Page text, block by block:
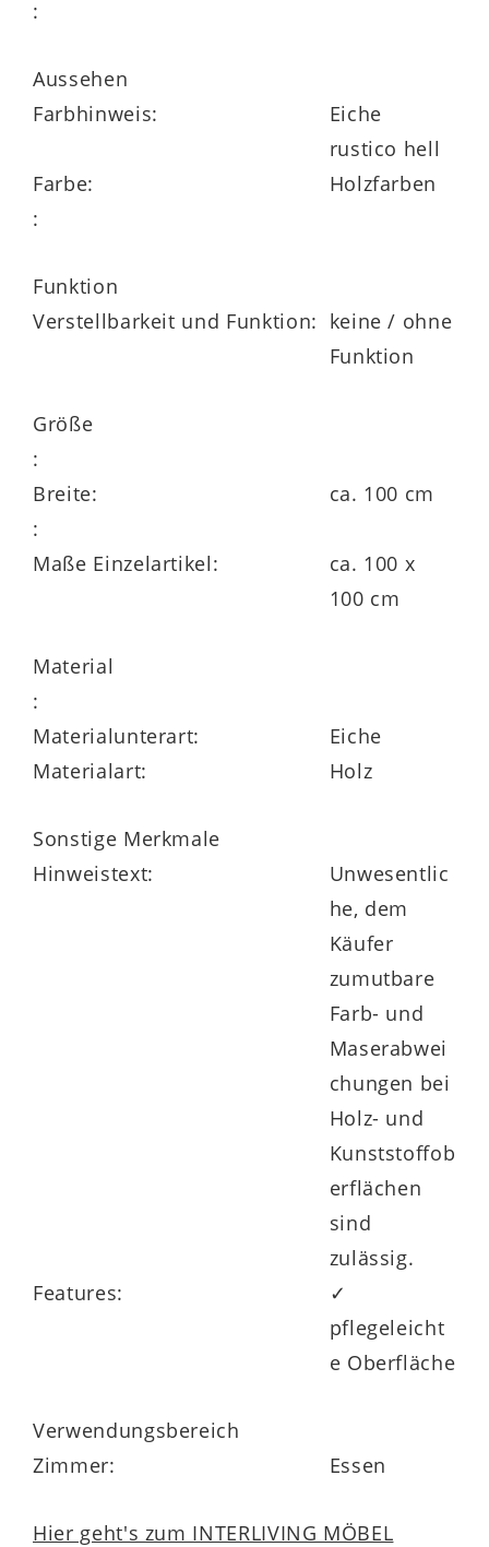
Größenund
Plattenausführungen.
:
Aussehen
Farbhinweis:
Eiche
rustico hell
Farbe:
Holzfarben
:
Funktion
Verstellbarkeit und Funktion: keine / ohne
Funktion
Größe
:
Breite:
ca. 100 cm
:
Maße Einzelartikel:
ca. 100 x
100 cm
Material
:
Materialunterart:
Eiche
Materialart:
Holz
Sonstige Merkmale
Hinweistext:
Unwesentlic
he, dem
Käufer
zumutbare
Farb- und
Maserabwei
chungen bei
Holz- und
Kunststoffob
erflächen
sind
zulässig.
Features:
✓
pflegeleicht
e Oberfläche
Verwendungsbereich
Zimmer:
Essen
Hier geht's zum INTERLIVING MÖBEL